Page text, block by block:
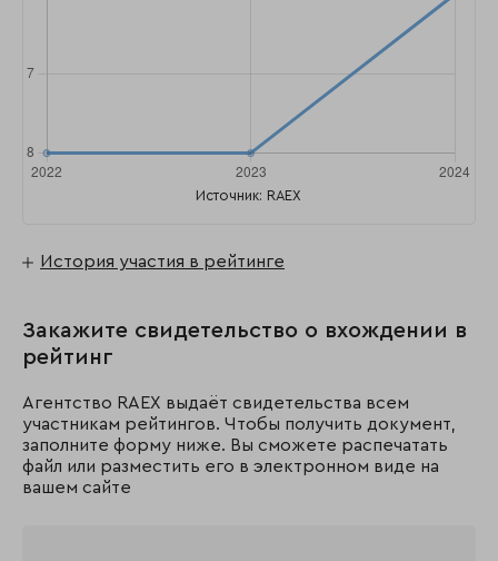
Источник: RAEX
История участия в рейтинге
Закажите свидетельство о вхождении в
рейтинг
Агентство RAEX выдаёт свидетельства всем
участникам рейтингов. Чтобы получить документ,
заполните форму ниже. Вы сможете распечатать
файл или разместить его в электронном виде на
вашем сайте